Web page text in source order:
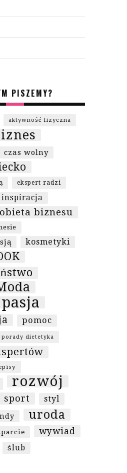
PISZEMY?
aktywność fizyczna
czas wolny
ekspert radzi
inspiracja
biznesu
kosmetyki
pasja
pomoc
porady dietetyka
rozwój
sport styl
uroda
wywiad
ślub